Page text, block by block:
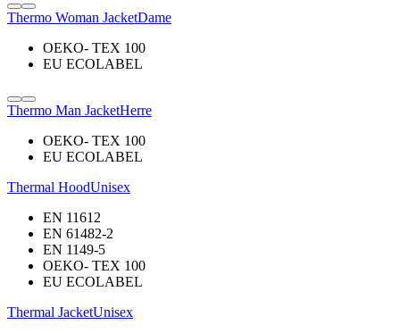
Thermo Woman JacketDame
OEKO- TEX 100
EU ECOLABEL
Thermo Man JacketHerre
OEKO- TEX 100
EU ECOLABEL
Thermal HoodUnisex
EN 11612
EN 61482-2
EN 1149-5
OEKO- TEX 100
EU ECOLABEL
Thermal JacketUnisex